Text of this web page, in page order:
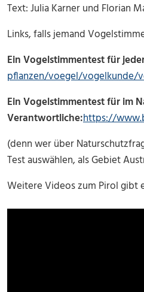
Text: Julia Karner und Florian
Links, falls jemand
Ein Vogelstimmentest für
pflanzen/voegel/vogelkunde/
Ein Vogelstimmentest für im
Verantwortliche:https://
(denn wer über
Test auswählen, als Gebiet
Weitere Videos zum Pirol gibt